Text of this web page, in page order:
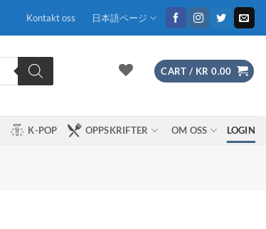
Kontakt oss 日本語ページ
CART / KR 0.00
K-POP OPPSKRIFTER OM OSS LOGIN